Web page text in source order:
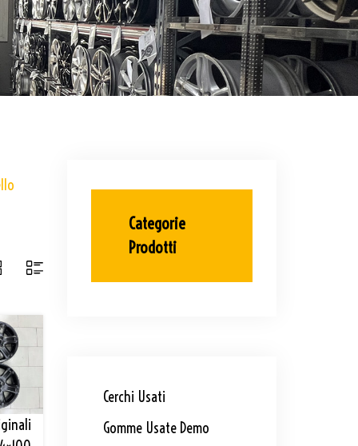
Categorie
Prodotti
Cerchi Usati
Gomme Usate Demo